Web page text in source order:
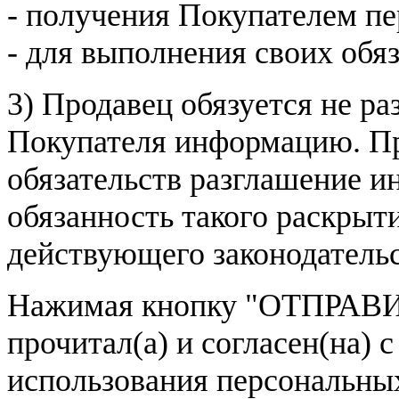
- получения Покупателем
- для выполнения своих
3) Продавец обязуется не
Покупателя информацию.
обязательств разглашение
обязанность такого
действующего
Нажимая кнопку
прочитал(а) и согласен(на)
использования